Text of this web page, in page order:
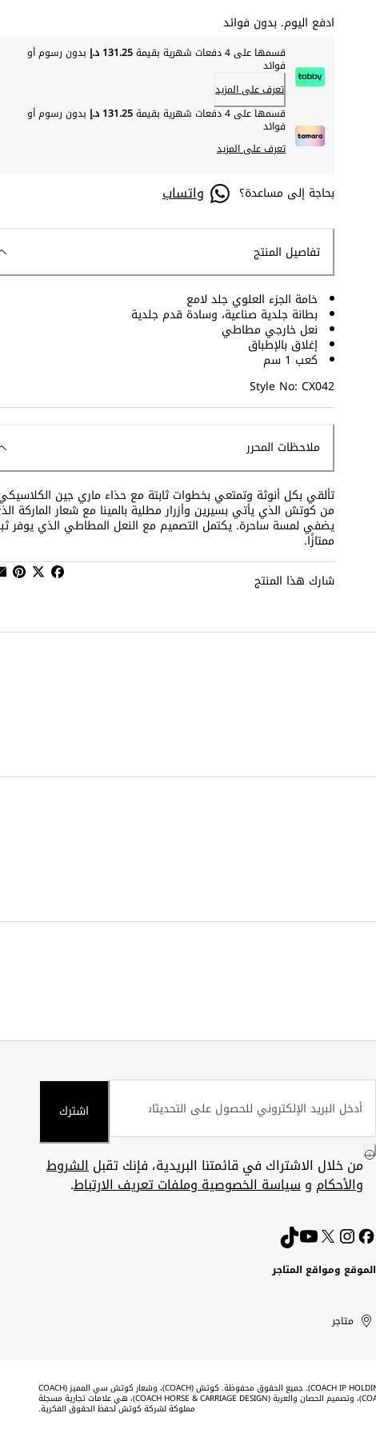
ادفع اليوم. بدون فوائد
قسمها على 4 دفعات شهرية بقيمة 131.25 د.إ بدون رسوم أو
فوائد
تعرف على المزيد
قسمها على 4 دفعات شهرية بقيمة
131.25 د.إ بدون رسوم أو
فوائد
تعرف على المزيد
بحاجة إلى مساعدة؟ واتساب
تفاصيل المنتج
خامة الجزء العلوي جلد لامع
بطانة جلدية صناعية، وسادة قدم جلدية
نعل خارجي مطاطي
إغلاق بالإطباق
كعب 1 سم
Style No: CX042
ملاحظات المحرر
تألقي بكل أنوثة وتمتعي بخطوات ثابتة مع حذاء ماري جين
من كوتش الذي يأتي بسيرين وأزرار مطلية بالمينا مع شعار الماركة
يضفي لمسة ساحرة. يكتمل التصميم مع النعل المطاطي الذي يوفر
ممتازًا.
شارك هذا المنتج
اشترك
من خلال الاشتراك في قائمتنا البريدية، فإنك تقبلالشروط
والأحكام وسياسة الخصوصية وملفات تعريف الارتباط.
الموقع ومواقع المتاجر
United
Arab
Kuwait
الإمارات
العربية
الكويت
متاجر
©2026 شركة كوتش لحفظ الحقوق الفكرية (COACH IP HOLDINGS LLC). جميع الحقوق محفوظة. كوتش (COACH)، وشعار كوتش سي المميز (COACH
SIGNATURE C DESIGN)، وكوتش & تاج (COACH & TAG DESIGN)، وتصميم الحصان والعربة (COACH HORSE & CARRIAGE DESIGN)، هي علامات تجارية مسجلة
مملوكة لشركة كوتش لحفظ الحقوق الفكرية.